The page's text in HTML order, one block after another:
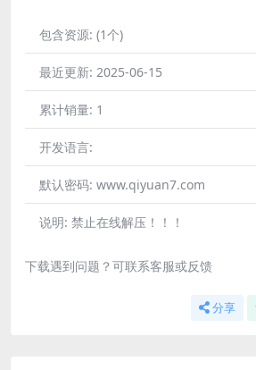
包含资源: (1个)
最近更新: 2025-06-15
累计销量: 1
开发语言:
默认密码: www.qiyuan7.com
说明: 禁止在线解压！！！
下载遇到问题？可联系客服或反馈
分享